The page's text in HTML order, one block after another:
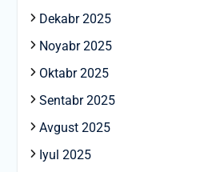
Dekabr 2025
Noyabr 2025
Oktabr 2025
Sentabr 2025
Avgust 2025
Iyul 2025